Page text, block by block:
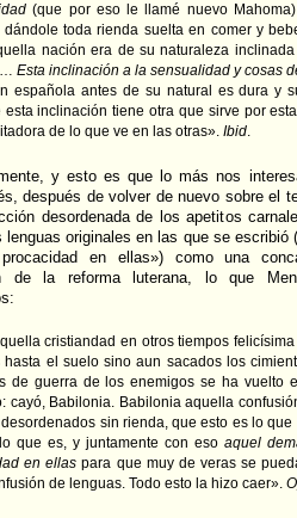
(que por eso le llamé nuevo
dándole toda rienda suelta en comer y
nación era de su naturaleza
Esta inclinación a la sensualidad y cosas
española antes de su natural es dura y
esta inclinación tiene otra que sirve por
de lo que ve en las otras». Ibid.
y esto es que lo más nos
después de volver de nuevo sobre el
desordenada de los apetitos
lenguas originales en las que se escribió
en ellas») como una
de la reforma luterana, lo que
cristiandad en otros tiempos
hasta el suelo sino aun sacados los
de guerra de los enemigos se ha vuelto
cayó, Babilonia. Babilonia aquella
sin rienda, que esto es lo
que es, y juntamente con eso aquel
en ellas para que muy de veras se
de lenguas. Todo esto la hizo caer».